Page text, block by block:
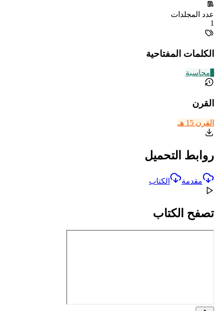
عدد المجلدات
1
الكلمات المفتاحية
محاسبة
القرن
القرن 15 هـ
روابط التحميل
مقدمة الكتاب
تصفح الكتاب